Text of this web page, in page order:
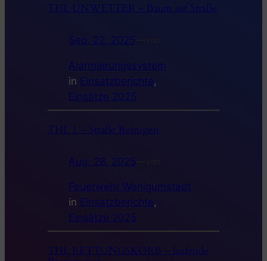
THL UNWETTER – Baum auf Straße
Sep. 22, 2025
Alarmierungssystem
in Einsatzberichte
Einsätze 2025
THL 1 – Straße Reinigen
Aug. 28, 2025
Feuerwehr Wenigumstadt
in Einsatzberichte
Einsätze 2025
THL RETTUNGSKORB – laufende